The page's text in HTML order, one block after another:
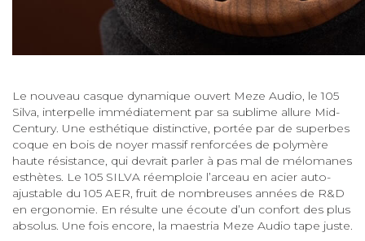
Le nouveau casque dynamique ouvert Meze Audio, le 105
Silva, interpelle immédiatement par sa sublime allure Mid-
Century. Une esthétique distinctive, portée par de superbes
coque en bois de noyer massif renforcées de polymère
haute résistance, qui devrait parler à pas mal de mélomanes
esthètes. Le 105 SILVA réemploie l’arceau en acier auto-
ajustable du 105 AER, fruit de nombreuses années de R&D
en ergonomie. En résulte une écoute d’un confort des plus
absolus. Une fois encore, la maestria Meze Audio tape juste.